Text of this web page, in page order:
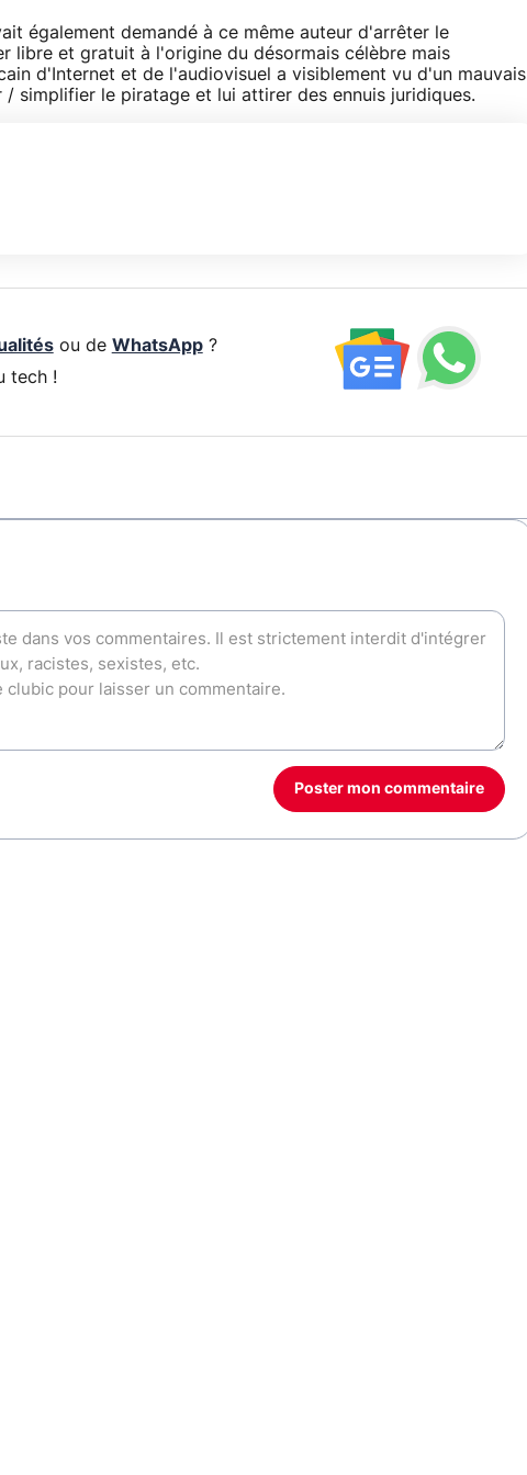
également demandé à ce même auteur d'arrêter le
libre et gratuit à l'origine du désormais célèbre mais
d'Internet et de l'audiovisuel a visiblement vu d'un mauvais
simplifier le piratage et lui attirer des ennuis juridiques.
ou de WhatsApp?
tech !
Poster mon commentaire